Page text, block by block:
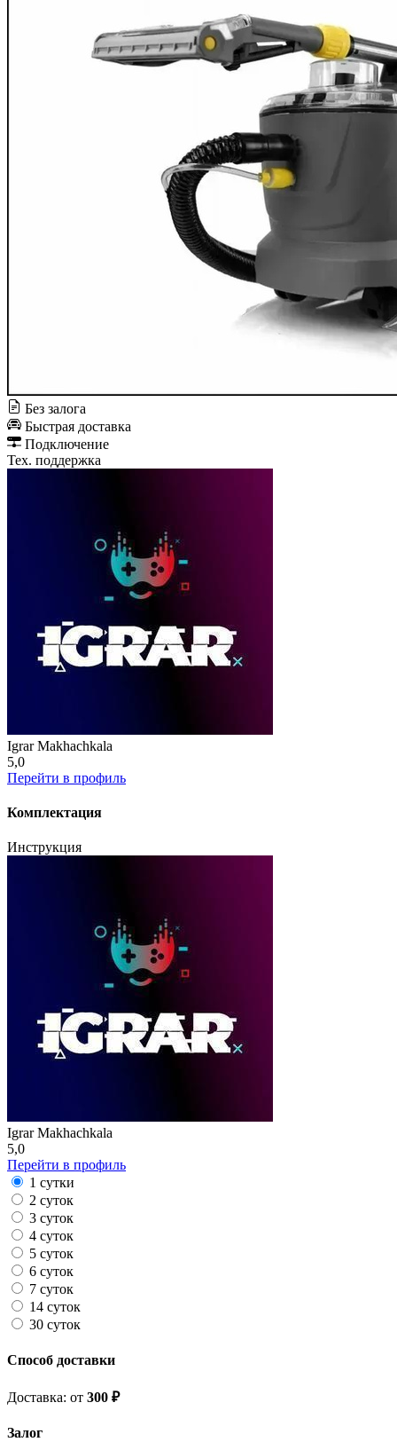
Без залога
Быстрая доставка
Подключение
Тех. поддержка
Igrar Makhachkala
5,0
Перейти в профиль
Комплектация
Инструкция
Igrar Makhachkala
5,0
Перейти в профиль
1 сутки
2 суток
3 суток
4 суток
5 суток
6 суток
7 суток
14 суток
30 суток
Способ доставки
Доставка: от 300 ₽
Залог